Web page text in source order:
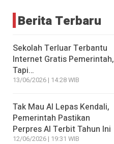
Berita Terbaru
Sekolah Terluar Terbantu
Internet Gratis Pemerintah,
Tapi…
13/06/2026 | 14:28 WIB
Tak Mau AI Lepas Kendali,
Pemerintah Pastikan
Perpres AI Terbit Tahun Ini
12/06/2026 | 19:31 WIB